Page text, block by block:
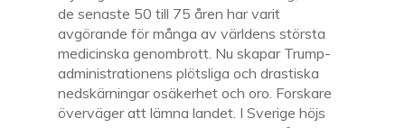
de senaste 50 till 75 åren har varit
avgörande för många av världens största
medicinska genombrott. Nu skapar Trump-
administrationens plötsliga och drastiska
nedskärningar osäkerhet och oro. Forskare
överväger att lämna landet. I Sverige höjs